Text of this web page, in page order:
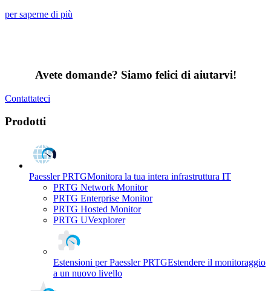
per saperne di più
Avete domande? Siamo felici di aiutarvi!
Contattateci
Prodotti
Paessler PRTGMonitora la tua intera infrastruttura IT
PRTG Network Monitor
PRTG Enterprise Monitor
PRTG Hosted Monitor
PRTG UVexplorer
Estensioni per Paessler PRTGEstendere il monitoraggio
a un nuovo livello